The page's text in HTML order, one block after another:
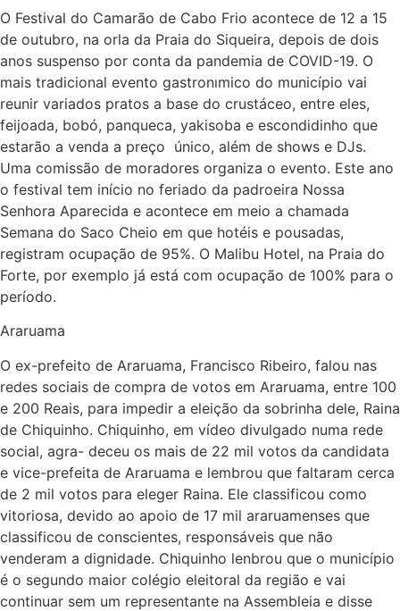
O Festival do Camarão de Cabo Frio acontece de 12 a 15
de outubro, na orla da Praia do Siqueira, depois de dois
anos suspenso por conta da pandemia de COVID-19. O
mais tradicional evento gastronımico do município vai
reunir variados pratos a base do crustáceo, entre eles,
feijoada, bobó, panqueca, yakisoba e escondidinho que
estarão a venda a preço único, além de shows e DJs.
Uma comissão de moradores organiza o evento. Este ano
o festival tem início no feriado da padroeira Nossa
Senhora Aparecida e acontece em meio a chamada
Semana do Saco Cheio em que hotéis e pousadas,
registram ocupação de 95%. O Malibu Hotel, na Praia do
Forte, por exemplo já está com ocupação de 100% para o
período.
Araruama
O ex-prefeito de Araruama, Francisco Ribeiro, falou nas
redes sociais de compra de votos em Araruama, entre 100
e 200 Reais, para impedir a eleição da sobrinha dele, Raina
de Chiquinho. Chiquinho, em vídeo divulgado numa rede
social, agra- deceu os mais de 22 mil votos da candidata
e vice-prefeita de Araruama e lembrou que faltaram cerca
de 2 mil votos para eleger Raina. Ele classificou como
vitoriosa, devido ao apoio de 17 mil araruamenses que
classificou de conscientes, responsáveis que não
venderam a dignidade. Chiquinho lenbrou que o município
é o segundo maior colégio eleitoral da região e vai
continuar sem um representante na Assembleia e disse